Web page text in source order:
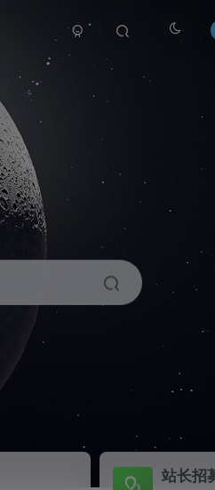
站长招